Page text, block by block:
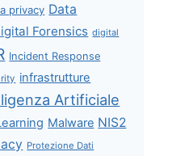
privacy Data
Forensics digital
Incident Response
infrastrutture
Artificiale
Malware NIS2
Protezione Dati